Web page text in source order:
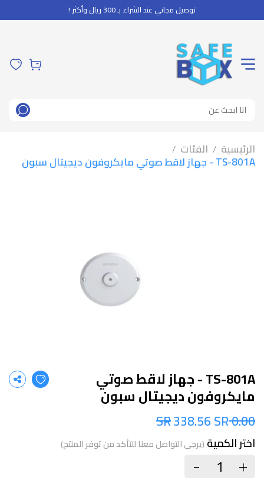
توصيل مجاني عند الشراء بـ 300 ريال وأكثر !
الرئيسية / الفئات /
TS-801A - جهاز لاقط صوتي مايكروفون ديجيتال سبون
TS-801A - جهاز لاقط صوتي
مايكروفون ديجيتال سبون
0.00 SR
338.56 SR
اختر الكمية (يرجى التواصل معنا للتأكد من توفر المنتج)
+
-